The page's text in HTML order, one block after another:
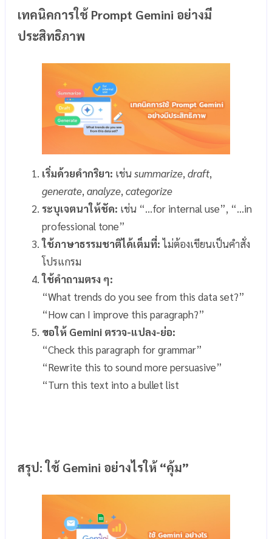
เทคนิคการใช้ Prompt Gemini อย่างมี
ประสิทธิภาพ
เริ่มด้วยคำกริยา: เช่น summarize, draft,
generate, analyze, categorize
ระบุเจตนาให้ชัด: เช่น “…for internal use”, “…in
professional tone”
ใช้ภาษาธรรมชาติได้เต็มที่:ไม่ต้องเขียนเป็นคำสั่ง
โปรแกรม
ใช้คำถามตรง ๆ:
“What trends do you see from this data set?”
“How can I improve this paragraph?”
ขอให้ Gemini ตรวจ-แปลง-ย่อ:
“Check this paragraph for grammar”
“Rewrite this to sound more persuasive”
“Turn this text into a bullet list
สรุป: ใช้ Gemini อย่างไรให้ “คุ้ม”